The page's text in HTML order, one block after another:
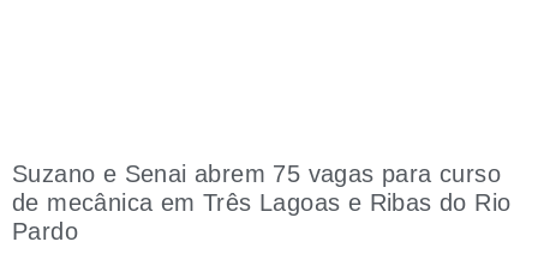
Suzano e Senai abrem 75 vagas para curso
de mecânica em Três Lagoas e Ribas do Rio
Pardo